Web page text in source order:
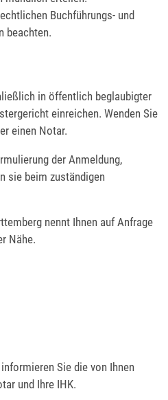
Buchführungs- und
beachten.
in öffentlich beglaubigter
einreichen. Wenden Sie
einen Notar.
der Anmeldung,
sie beim zuständigen
nennt Ihnen auf Anfrage
Nähe.
Sie die von Ihnen
und Ihre IHK.